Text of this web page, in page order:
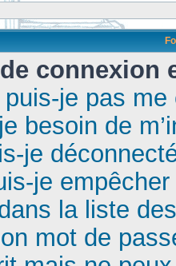
connexion
je pas
besoin de
je
je
la liste
mot de